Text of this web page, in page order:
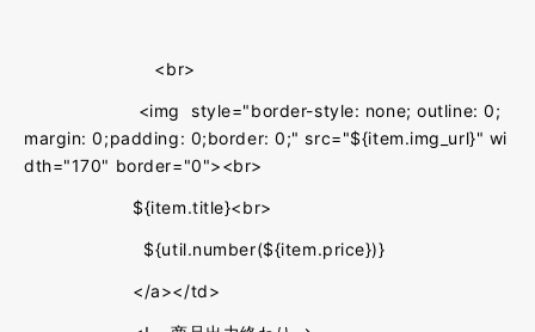
<br>
<img style="border-style: none; outline: 0;
margin: 0;padding: 0;border: 0;" src="${item.img_url}" wi
dth="170" border="0"><br>
${item.title}<br>
${util.number(${item.price})}
</a></td>